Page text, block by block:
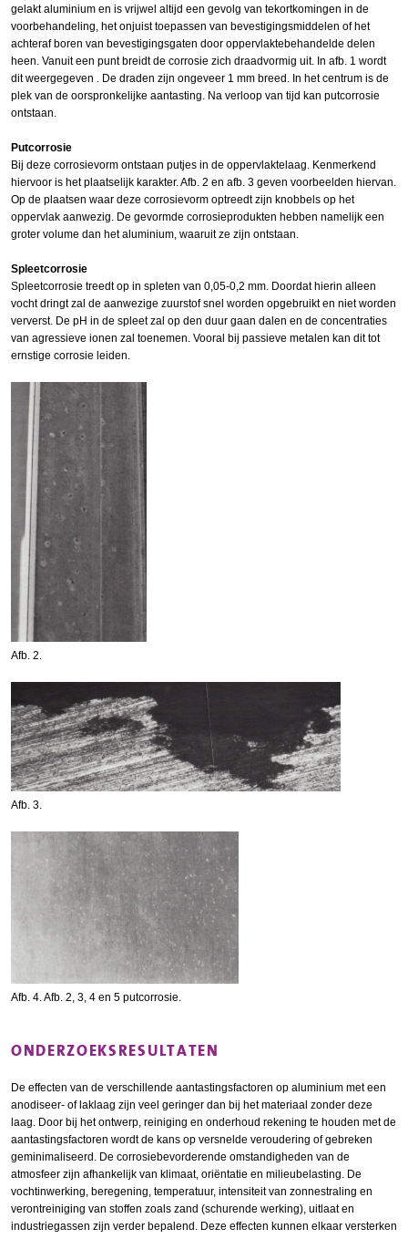
gelakt aluminium en is vrijwel altijd een gevolg van tekortkomingen in de
voorbehandeling, het onjuist toepassen van bevestigingsmiddelen of het
achteraf boren van bevestigingsgaten door oppervlaktebehandelde delen
heen. Vanuit een punt breidt de corrosie zich draadvormig uit. In afb. 1 wordt
dit weergegeven . De draden zijn ongeveer 1 mm breed. In het centrum is de
plek van de oorspronkelijke aantasting. Na verloop van tijd kan putcorrosie
ontstaan.
Putcorrosie
Bij deze corrosievorm ontstaan putjes in de oppervlaktelaag. Kenmerkend
hiervoor is het plaatselijk karakter. Afb. 2 en afb. 3 geven voorbeelden hiervan.
Op de plaatsen waar deze corrosievorm optreedt zijn knobbels op het
oppervlak aanwezig. De gevormde corrosieprodukten hebben namelijk een
groter volume dan het aluminium, waaruit ze zijn ontstaan.
Spleetcorrosie
Spleetcorrosie treedt op in spleten van 0,05-0,2 mm. Doordat hierin alleen
vocht dringt zal de aanwezige zuurstof snel worden opgebruikt en niet worden
ververst. De pH in de spleet zal op den duur gaan dalen en de concentraties
van agressieve ionen zal toenemen. Vooral bij passieve metalen kan dit tot
ernstige corrosie leiden.
Afb. 2.
Afb. 3.
Afb. 4. Afb. 2, 3, 4 en 5 putcorrosie.
ONDERZOEKSRESULTATEN
De effecten van de verschillende aantastingsfactoren op aluminium met een
anodiseer- of laklaag zijn veel geringer dan bij het materiaal zonder deze
laag. Door bij het ontwerp, reiniging en onderhoud rekening te houden met de
aantastingsfactoren wordt de kans op versnelde veroudering of gebreken
geminimaliseerd. De corrosiebevorderende omstandigheden van de
atmosfeer zijn afhankelijk van klimaat, oriëntatie en milieubelasting. De
vochtinwerking, beregening, temperatuur, intensiteit van zonnestraling en
verontreiniging van stoffen zoals zand (schurende werking), uitlaat en
industriegassen zijn verder bepalend. Deze effecten kunnen elkaar versterken